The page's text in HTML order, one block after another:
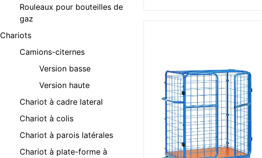
Rouleaux pour bouteilles de
gaz
Chariots
Camions-citernes
Version basse
Version haute
Chariot à cadre lateral
Chariot à colis
Chariot à parois latérales
Chariot à plate-forme à